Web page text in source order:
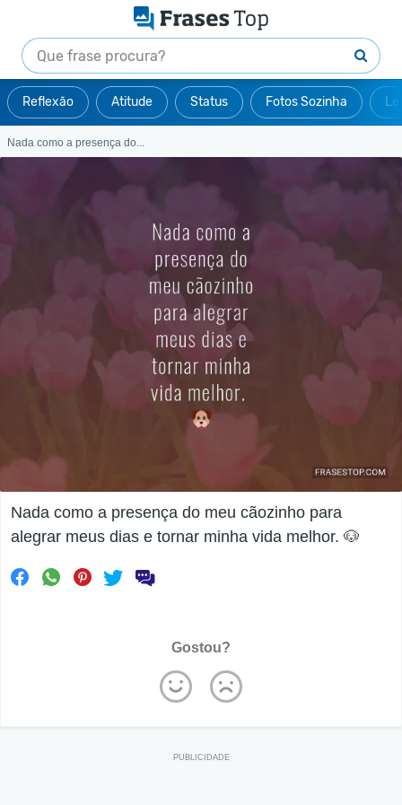
Reflexão Atitude Status Fotos Sozinha
Nada como a presença do...
Nada como a presença do meu cãozinho para
alegrar meus dias e tornar minha vida melhor. 🐶
Gostou?